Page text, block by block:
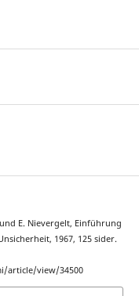
E. Nievergelt, Einführung
1967, 125 sider.
article/view/34500